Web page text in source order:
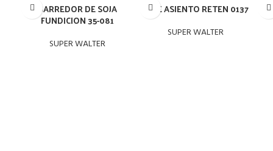
BARREDOR DE SOJA
FUNDICION 35-081
SUPER WALTER
BUJE ASIENTO RETEN 0137
SUPER WALTER